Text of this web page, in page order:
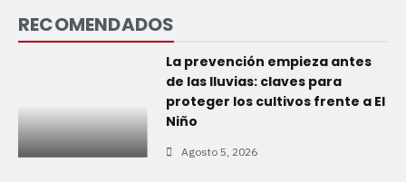
RECOMENDADOS
La prevención empieza antes
de las lluvias: claves para
proteger los cultivos frente a El
Niño
Agosto 5, 2026